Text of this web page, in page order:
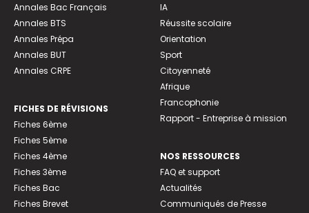
Annales Bac Français
Annales BTS
Annales Prépa
Annales BUT
Annales CRPE
FICHES DE RÉVISIONS
Fiches 6ème
Fiches 5ème
Fiches 4ème
Fiches 3ème
Fiches Bac
Fiches Brevet
IA
Réussite scolaire
Orientation
Sport
Citoyenneté
Afrique
Francophonie
Rapport - Entreprise à mission
NOS RESSOURCES
FAQ et support
Actualités
Communiqués de Presse